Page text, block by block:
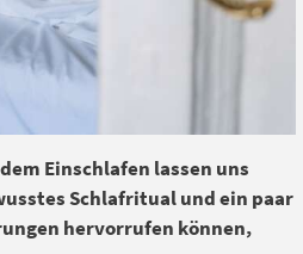
Einschlafen lassen uns
Schlafritual und ein paar
hervorrufen können,